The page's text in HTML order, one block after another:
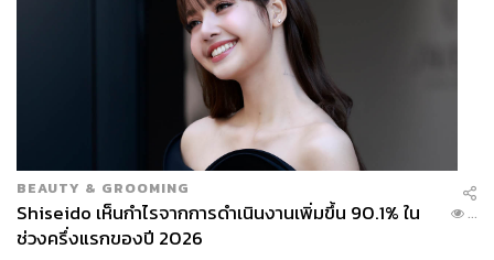
BEAUTY & GROOMING
Shiseido เห็นกำไรจากการดำเนินงานเพิ่มขึ้น 90.1% ใน
ช่วงครึ่งแรกของปี 2026
...